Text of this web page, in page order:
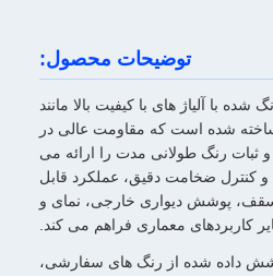
توضیحات محصول:
با آلیاژ های با کیفیت بالا مانند
، 3003 و 3004 ساخته شده است که مقاومت عالی در
ثبات رنگ طولانی مدت را ارائه می
کنترل ضخامت دقیق، عملکرد قابل
سقف، پوشش دیواری خارجی، نمای و
کاربردهای معماری فراهم می کند.
داده شده از رنگ های سفارشی،